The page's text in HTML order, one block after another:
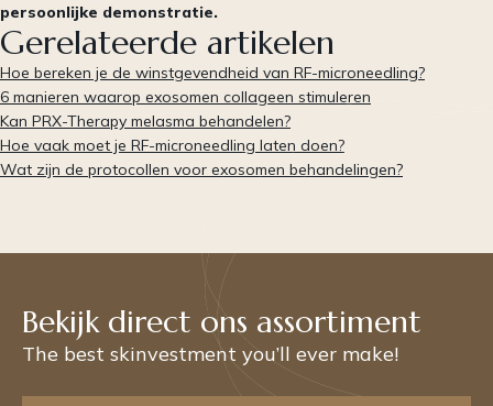
persoonlijke demonstratie.
Gerelateerde artikelen
Hoe bereken je de winstgevendheid van RF-microneedling?
6 manieren waarop exosomen collageen stimuleren
Kan PRX-Therapy melasma behandelen?
Hoe vaak moet je RF-microneedling laten doen?
Wat zijn de protocollen voor exosomen behandelingen?
Bekijk direct ons assortiment
The best skinvestment you’ll ever make!